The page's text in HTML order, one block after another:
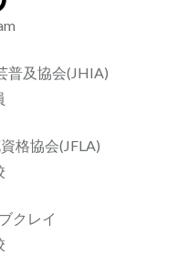
普及協会(JHIA)
格協会(JFLA)
クレイ